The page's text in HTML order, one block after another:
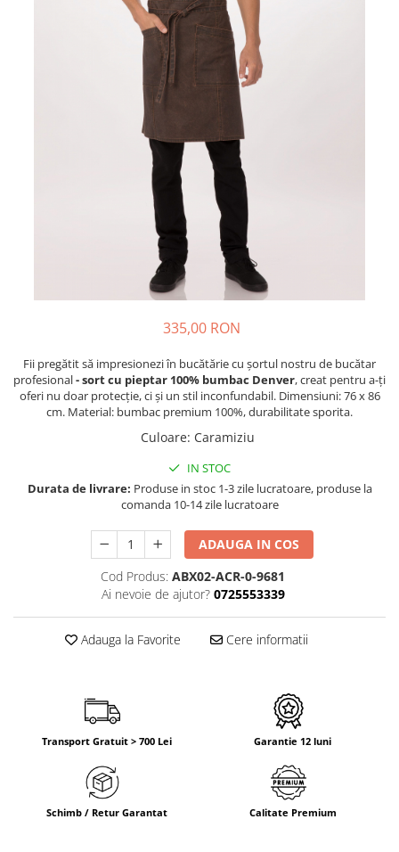
335,00 RON
Fii pregătit să impresionezi în bucătărie cu șortul nostru de bucătar
profesional- sort cu pieptar 100% bumbac Denver, creat pentru a-ți
oferi nu doar protecție, ci și un stil inconfundabil. Dimensiuni: 76 x 86
cm. Material: bumbac premium 100%, durabilitate sporita.
Culoare: Caramiziu
IN STOC
Durata de livrare: Produse in stoc 1-3 zile lucratoare, produse la
comanda 10-14 zile lucratoare
ADAUGA IN COS
Cod Produs: ABX02-ACR-0-9681
Ai nevoie de ajutor? 0725553339
Adauga la Favorite Cere informatii
Transport Gratuit > 700 Lei Garantie 12 luni
Schimb / Retur Garantat Calitate Premium